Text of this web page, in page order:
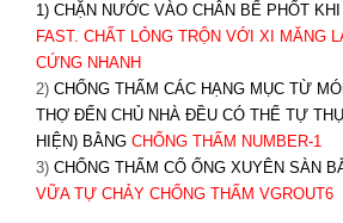
1) CHẶN NƯỚC VÀO CHÂN BỂ PHỐT
FAST. CHẤT LỎNG TRỘN VỚI XI MĂNG
CỨNG NHANH
2) CHỐNG THẤM CÁC HẠNG MỤC TỪ
THỢ ĐẾN CHỦ NHÀ ĐỀU CÓ THỂ TỰ
HIỆN) BẰNG CHỐNG THẤM NUMBER-1
3) CHỐNG THẤM CỔ ỐNG XUYÊN SÀN
VỮA TỰ CHẢY CHỐNG THẤM VGROUT6